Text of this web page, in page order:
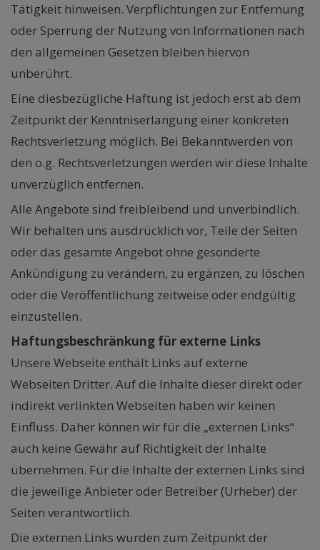
Tätigkeit hinweisen. Verpflichtungen zur Entfernung
oder Sperrung der Nutzung von Informationen nach
den allgemeinen Gesetzen bleiben hiervon
unberührt.
Eine diesbezügliche Haftung ist jedoch erst ab dem
Zeitpunkt der Kenntniserlangung einer konkreten
Rechtsverletzung möglich. Bei Bekanntwerden von
den o.g. Rechtsverletzungen werden wir diese Inhalte
unverzüglich entfernen.
Alle Angebote sind freibleibend und unverbindlich.
Wir behalten uns ausdrücklich vor, Teile der Seiten
oder das gesamte Angebot ohne gesonderte
Ankündigung zu verändern, zu ergänzen, zu löschen
oder die Veröffentlichung zeitweise oder endgültig
einzustellen.
Haftungsbeschränkung für externe Links
Unsere Webseite enthält Links auf externe
Webseiten Dritter. Auf die Inhalte dieser direkt oder
indirekt verlinkten Webseiten haben wir keinen
Einfluss. Daher können wir für die „externen Links“
auch keine Gewähr auf Richtigkeit der Inhalte
übernehmen. Für die Inhalte der externen Links sind
die jeweilige Anbieter oder Betreiber (Urheber) der
Seiten verantwortlich.
Die externen Links wurden zum Zeitpunkt der